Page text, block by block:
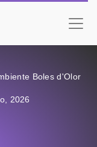
Boles d'Olor
2026